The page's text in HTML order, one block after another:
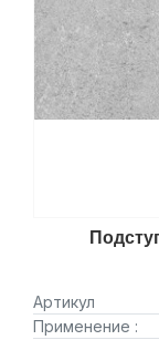
Артикул
Применение :